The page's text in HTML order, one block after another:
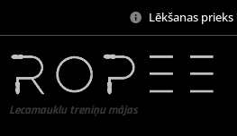
Lēkšanas
Lecamauklu treniņu mājas